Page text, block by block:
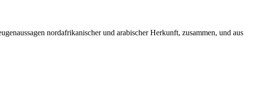
nordafrikanischer und arabischer Herkunft, zusammen, und aus